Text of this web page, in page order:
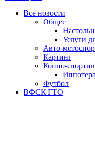
Все новости
Oбщее
Услуги
Авто-
Картинг
Конно-
Футбол
ВФСК ГТО